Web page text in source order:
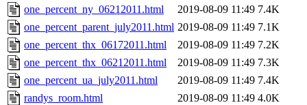
one_percent_ny_06212011.html
2019-08-09 11:49 7.4K
one_percent_parent_july2011.html 2019-08-09 11:49 7.1K
one_percent_thx_06172011.html
2019-08-09 11:49 7.2K
one_percent_thx_06212011.html
2019-08-09 11:49 7.3K
one_percent_ua_july2011.html
2019-08-09 11:49 7.4K
randys_room.html
2019-08-09 11:49 4.0K